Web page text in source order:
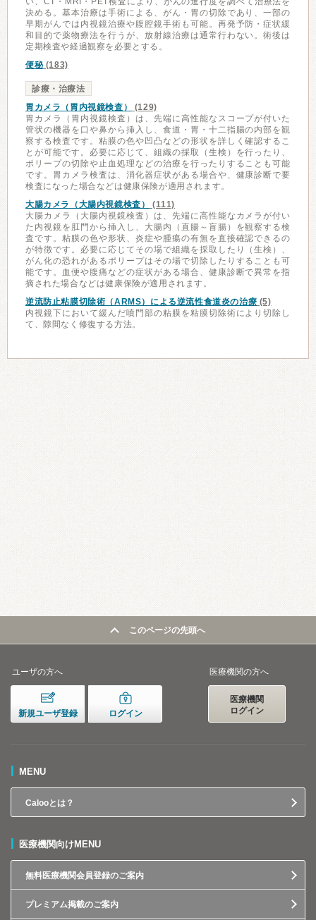
決める。基本治療は手術による、がん・胃の切除であり、一部の
早期がんでは内視鏡治療や腹腔鏡手術も可能。再発予防・症状緩
和目的で薬物療法を行うが、放射線治療は通常行わない。術後は
定期検査や経過観察を必要とする。
便秘(183)
診療・治療法
胃カメラ（胃内視鏡検査）
(129)
胃カメラ（胃内視鏡検査）は、先端に高性能なスコープが付いた
管状の機器を口や鼻から挿入し、食道・胃・十二指腸の内部を観
察する検査です。粘膜の色や凹凸などの形状を詳しく確認するこ
とが可能です。必要に応じて、組織の採取（生検）を行ったり、
ポリープの切除や止血処理などの治療を行ったりすることも可能
です。胃カメラ検査は、消化器症状がある場合や、健康診断で要
検査になった場合などは健康保険が適用されます。
大腸カメラ（大腸内視鏡検査）
(111)
大腸カメラ（大腸内視鏡検査）は、先端に高性能なカメラが付い
た内視鏡を肛門から挿入し、大腸内（直腸～盲腸）を観察する検
査です。粘膜の色や形状、炎症や腫瘍の有無を直接確認できるの
が特徴です。必要に応じてその場で組織を採取したり（生検）、
がん化の恐れがあるポリープはその場で切除したりすることも可
能です。血便や腹痛などの症状がある場合、健康診断で異常を指
摘された場合などは健康保険が適用されます。
逆流防止粘膜切除術（ARMS）による逆流性食道炎の治療 (5)
内視鏡下において緩んだ噴門部の粘膜を粘膜切除術により切除し
て、隙間なく修復する方法。
このページの先頭へ
ユーザの方へ
新規ユーザ登録 ログイン
医療機関の方へ
医療機関
ログイン
MENU
Calooとは？
医療機関向けMENU
無料医療機関会員登録のご案内
プレミアム掲載のご案内